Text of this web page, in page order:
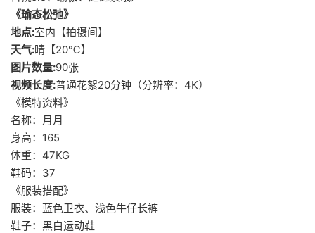
《瑜态松弛》
地点:室内【拍摄间】
天气:晴【20℃】
图片数量:90张
视频长度:普通花絮20分钟（分辨率：4K）
《模特资料》
名称：月月
身高：165
体重：47KG
鞋码：37
《服装搭配》
服装：蓝色卫衣、浅色牛仔长裤
鞋子：黑白运动鞋